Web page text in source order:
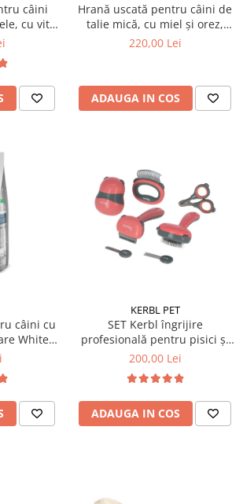
câini
cu vită,
Hrană uscată pentru câini de
talie mică, cu miel și orez,
Vivo 10 KG
220,00 Lei
ADAUGA IN COS
câini cu
White
KERBL PET
SET Kerbl îngrijire
profesională pentru pisici și
câini de talie mică 7 piese
200,00 Lei
ADAUGA IN COS